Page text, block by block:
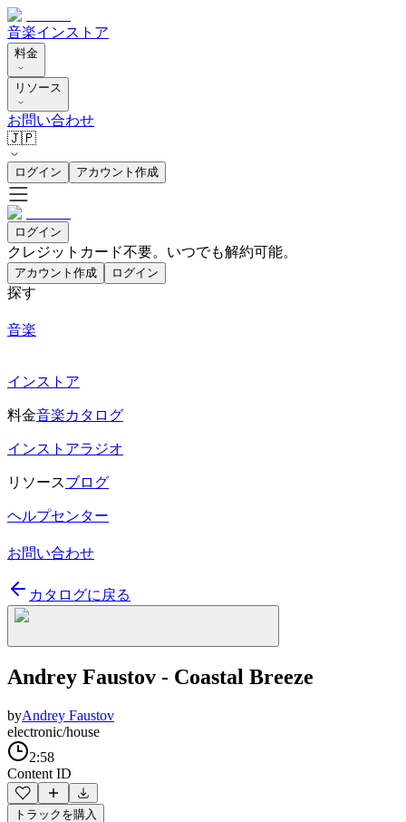
音楽インストア
料金
リソース
お問い合わせ
🇯🇵
ログイン アカウント作成
ログイン
クレジットカード不要。いつでも解約可能。
アカウント作成 ログイン
探す
音楽
インストア
料金音楽カタログ
インストアラジオ
リソースブログ
ヘルプセンター
お問い合わせ
カタログに戻る
Andrey Faustov - Coastal Breeze
byAndrey Faustov
electronic/house
2:58
Content ID
トラックを購入